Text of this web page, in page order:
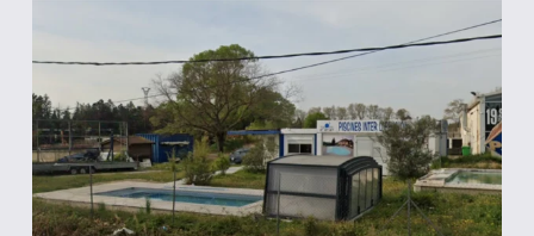
Piscine
Inter
Diffusion
Avignon
(PIDA)